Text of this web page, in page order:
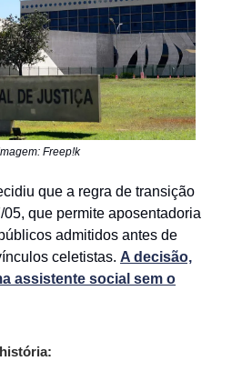
Freep!k
que a regra de transição
05, que permite aposentadoria
admitidos antes de
celetistas. A decisão,
assistente social sem o